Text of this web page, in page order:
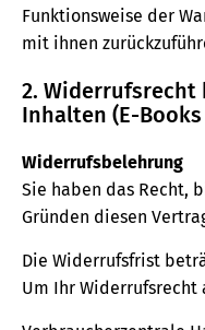
Funktionsweise der
mit ihnen
2. Widerrufsrecht
Inhalten (E-
Widerrufsbelehrung
Sie haben das Recht,
Gründen diesen
Die Widerrufsfrist
Um Ihr Widerrufsrecht